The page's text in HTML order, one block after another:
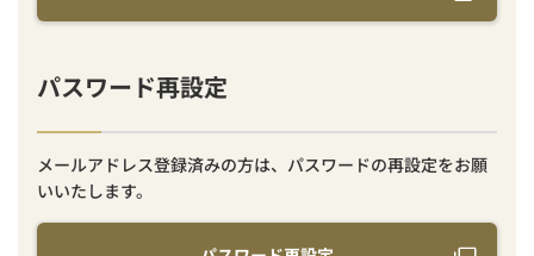
パスワード再設定
メールアドレス登録済みの方は、パスワードの再設定をお願
いいたします。